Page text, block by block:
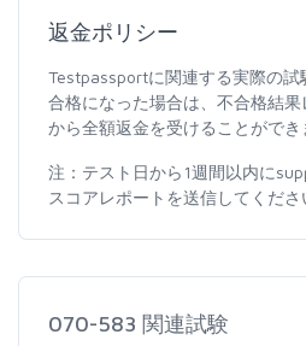
返金ポリシー
Testpassportに関連する実際の試
合格になった場合は、不合格結
から全額返金を受けることができ
注：テスト日から1週間以内に
スコアレポートを送信してくださ
070-583 関連試験